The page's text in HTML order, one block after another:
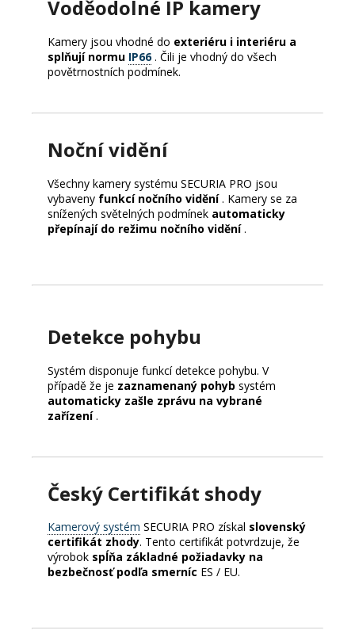
Voděodolné IP kamery
Kamery jsou vhodné do exteriéru i interiéru a
splňují normu IP66. Čili je vhodný do všech
povětrnostních podmínek.
Noční vidění
Všechny kamery systému SECURIA PRO jsou
vybaveny funkcí nočního vidění. Kamery se za
snížených světelných podmínek automaticky
přepínají do režimu nočního vidění.
Detekce pohybu
Systém disponuje funkcí detekce pohybu. V
případě že je zaznamenaný pohyb systém
automaticky zašle zprávu na vybrané
zařízení.
Český Certifikát shody
Kamerový systém SECURIA PRO získal slovenský
certifikát zhody. Tento certifikát potvrdzuje, že
výrobok spĺňa základné požiadavky na
bezbečnosť podľa smerníc ES / EU.